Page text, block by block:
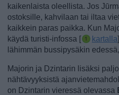
kaikenlaista oleellista. Jos
ostoksille, kahvilaan tai iltaa
kaikkein paras paikka. Kun
käydä turisti-infossa [
kartalla
lähimmän bussipysäkin
Majorin ja Dzintarin lisäksi
nähtävyyksistä
on Dzintarin vieressä olevassa